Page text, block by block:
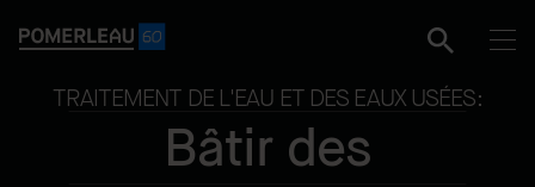
TRAITEMENT DE L'EAU ET DES EAUX USÉES:
Bâtir des